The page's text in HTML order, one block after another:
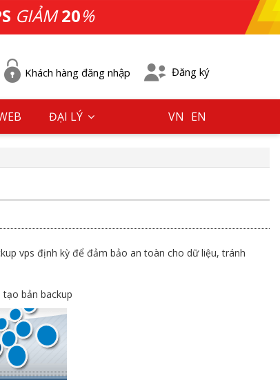
GIẢM20%
Đăng ký
Khách hàng đăng nhập
ĐẠI LÝ VN EN
vps định kỳ để đảm bảo an toàn cho dữ liệu, tránh
bản backup